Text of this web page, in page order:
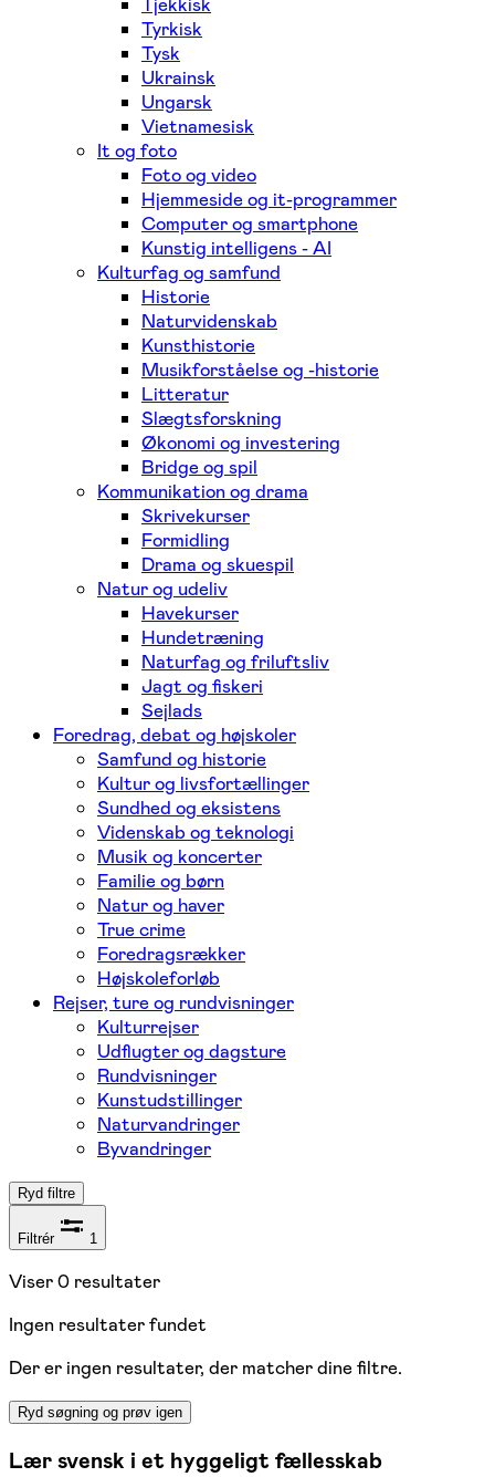
Tyrkisk
Tysk
Ukrainsk
Ungarsk
Vietnamesisk
It og foto
Foto og video
Hjemmeside og it-programmer
Computer og smartphone
Kunstig intelligens - AI
Kulturfag og samfund
Historie
Naturvidenskab
Kunsthistorie
Musikforståelse og -historie
Litteratur
Slægtsforskning
Økonomi og investering
Bridge og spil
Kommunikation og drama
Skrivekurser
Formidling
Drama og skuespil
Natur og udeliv
Havekurser
Hundetræning
Naturfag og friluftsliv
Jagt og fiskeri
Sejlads
Foredrag, debat og højskoler
Samfund og historie
Kultur og livsfortællinger
Sundhed og eksistens
Videnskab og teknologi
Musik og koncerter
Familie og børn
Natur og haver
True crime
Foredragsrækker
Højskoleforløb
Rejser, ture og rundvisninger
Kulturrejser
Udflugter og dagsture
Rundvisninger
Kunstudstillinger
Naturvandringer
Byvandringer
Ryd filtre
Filtrér 1
Viser0 resultater
Ingen resultater fundet
Der er ingen resultater, der matcher dine filtre.
Ryd søgning og prøv igen
Lær svensk i et hyggeligt fællesskab